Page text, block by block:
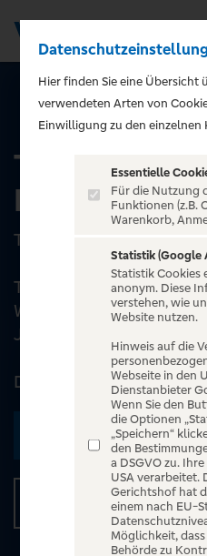
ALLE EVENTS
The
FOREVER
THE PUSSYCAT DOLLS
THE PUSSYCAT DOLLS
WELTTOURNEE „PCD
JÄHRIGEN JUBILÄUM
Die globalen Pop-
Zu
Hier finden Sie eine Übersicht
verwendeten Arten von
Einwilligung zu den
Essentielle
Für die Nutzung
Funktionen (z.B.
Warenkorb,
Statistik (Google
Statistik Cookies
anonym. Diese
verstehen, wie
Website nutzen.
Hinweis auf die
Webseite in den
Dienstanbieter
Wenn Sie den
die Optionen
„Speichern“
den
a DSGVO zu.
USA verarbeitet.
Gerichtshof hat
einem nach EU-
Möglichkeit,
Behörde zu